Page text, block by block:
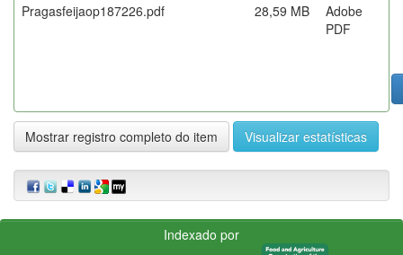
Pragasfeijaop187226.pdf
28,59 MB
Adobe
PDF
Mostrar registro completo do item Visualizar estatísticas
Indexado por